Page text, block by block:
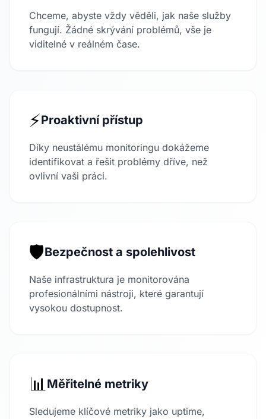
Chceme, abyste vždy věděli, jak naše služby
fungují. Žádné skrývání problémů, vše je
viditelné v reálném čase.
⚡Proaktivní přístup
Díky neustálému monitoringu dokážeme
identifikovat a řešit problémy dříve, než
ovlivní vaši práci.
🛡️Bezpečnost a spolehlivost
Naše infrastruktura je monitorována
profesionálními nástroji, které garantují
vysokou dostupnost.
📊Měřitelné metriky
Sledujeme klíčové metriky jako uptime,